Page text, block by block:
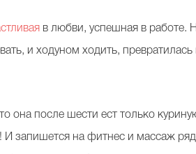
в любви, успешная в работе.
и ходуном ходить,
она после шести ест только
запишется на фитнес и массаж